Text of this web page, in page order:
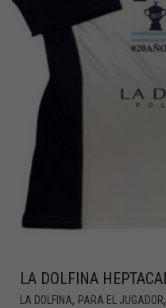
LA DOLFINA
LA DOLFINA, PARA EL JUGADOR,